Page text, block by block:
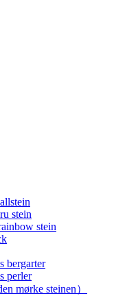
stein
stein
bergarter
perler
mørke steinen）